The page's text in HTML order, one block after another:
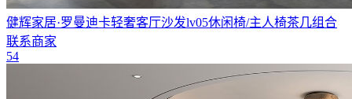
健辉家居·罗曼迪卡轻奢客厅沙发lv05休闲椅/主人椅茶几组合
联系商家
54